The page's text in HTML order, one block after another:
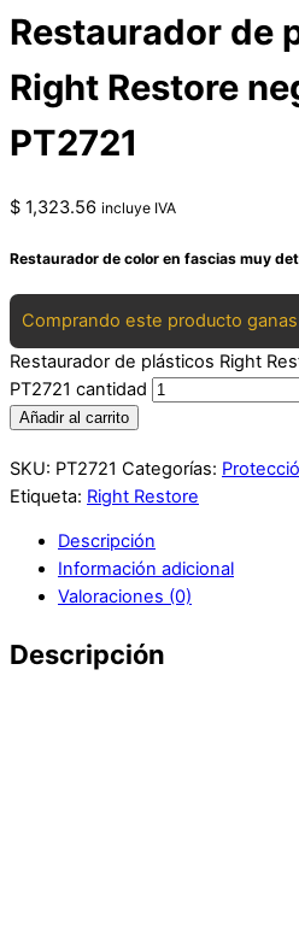
Restaurador de
Right Restore
PT2721
$ 1,323.56 incluye IVA
Restaurador de color en fascias muy
Comprando este producto
Restaurador de plásticos Right
PT2721 cantidad
Añadir al carrito
SKU: PT2721 Categorías:
Etiqueta: Right Restore
Descripción
Información adicional
Valoraciones (0)
Descripción